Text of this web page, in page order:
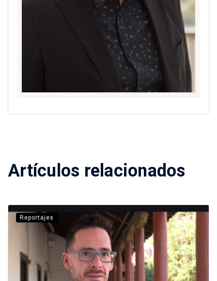
Artículos relacionados
Reportajes